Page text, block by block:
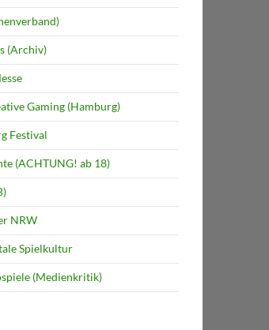
(Archiv)
Gaming (Hamburg)
Festival
(ACHTUNG! ab 18)
NRW
Spielkultur
(Medienkritik)